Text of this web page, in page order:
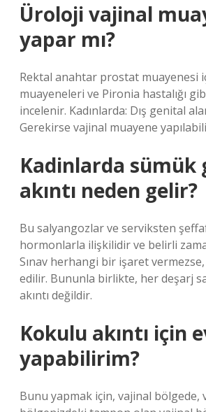
Üroloji vajinal
yapar mı?
Rektal anahtar prostat muayenesi
muayeneleri ve Pironia hastalığı
incelenir. Kadınlarda: Dış genital
Gerekirse vajinal muayene
Kadinlarda sümük
akıntı neden gelir?
Bu salyangozlar ve serviksten
hormonlarla ilişkilidir ve belirli
Sınav herhangi bir işaret
edilir. Bununla birlikte, her deşarj
akıntı değildir.
Kokulu akıntı için
yapabilirim?
Bunu yapmak için, vajinal bölgede,